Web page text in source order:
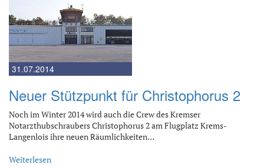
31.07.2014
Neuer Stützpunkt für Christophorus 2
Noch im Winter 2014 wird auch die Crew des Kremser
Notarzthubschraubers Christophorus 2 am Flugplatz Krems-
Langenlois ihre neuen Räumlichkeiten…
Weiterlesen